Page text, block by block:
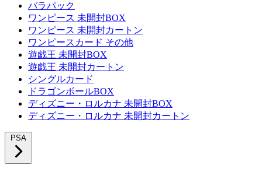
バラパック
ワンピース 未開封BOX
ワンピース 未開封カートン
ワンピースカード その他
遊戯王 未開封BOX
遊戯王 未開封カートン
シングルカード
ドラゴンボールBOX
ディズニー・ロルカナ 未開封BOX
ディズニー・ロルカナ 未開封カートン
PSA